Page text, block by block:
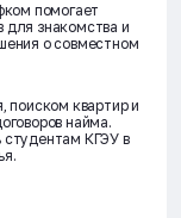
помогает
для знакомства и
о совместном
поиском квартир и
найма.
КГЭУ в